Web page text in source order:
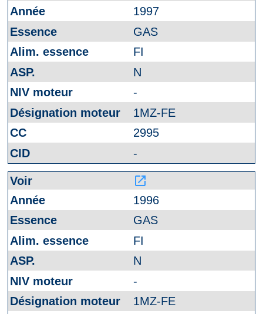
1997
GAS
FI
N
-
1MZ-FE
2995
-
launch
1996
GAS
FI
N
-
1MZ-FE